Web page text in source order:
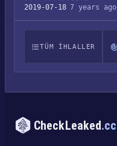
2019-07-18 7 years ago
TÜM IHLALLER
CheckLeaked.cc